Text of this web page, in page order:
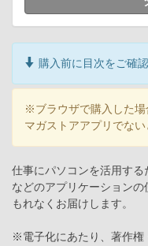
購入前に目次をご確
※ブラウザで購入した
マガストアアプリでな
仕事にパソコンを活用す
などのアプリケーションの
もれなくお届けします。
※電子化にあたり、著作権